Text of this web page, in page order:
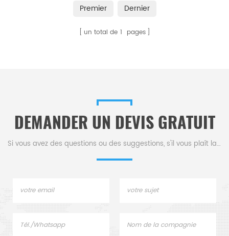
Toledo.
Premier Dernier
un total de 1 pages
DEMANDER UN DEVIS GRATUIT
Si vous avez des questions ou des suggestions, s'il vous plaît laissez-nous un message,